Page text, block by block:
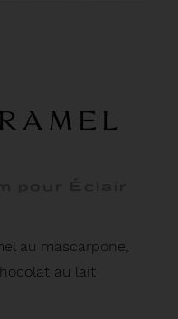
au mascarpone,
au lait